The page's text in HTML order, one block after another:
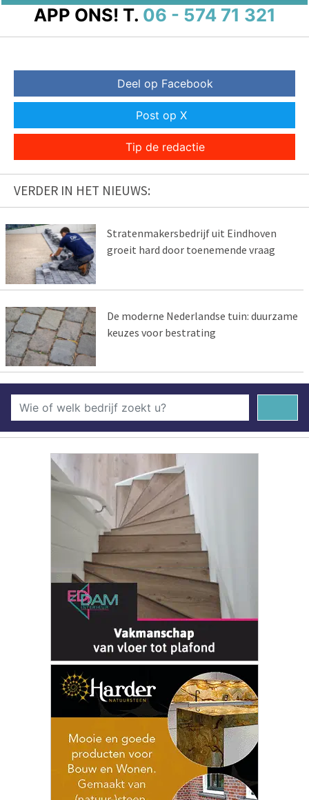
APP ONS! T. 06 - 574 71 321
Deel op Facebook
Post op X
Tip de redactie
VERDER IN HET NIEUWS:
Stratenmakersbedrijf uit Eindhoven
groeit hard door toenemende vraag
De moderne Nederlandse tuin: duurzame
keuzes voor bestrating